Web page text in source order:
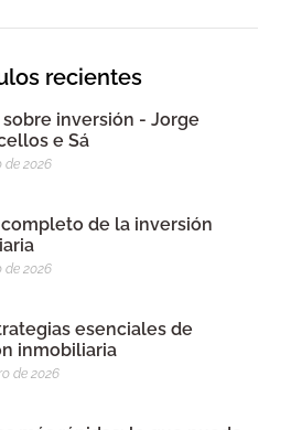
recientes
sobre inversión - Jorge
e Sá
de 2026
de la inversión
de 2026
esenciales de
inmobiliaria
de 2026